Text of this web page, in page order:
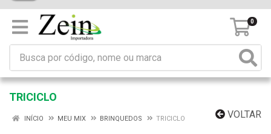
0
TRICICLO
VOLTAR
INÍCIO MEU MIX BRINQUEDOS TRICICLO